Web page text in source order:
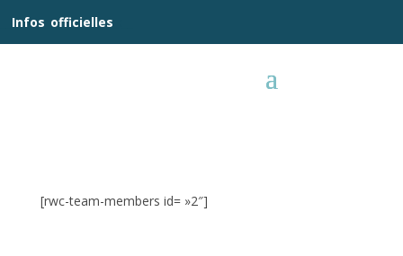
Infos officielles
[rwc-team-members id= »2″]